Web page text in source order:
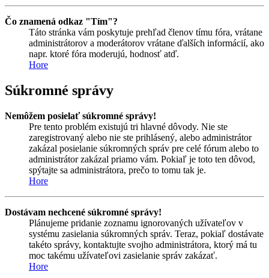
Čo znamená odkaz "Tím"?
Táto stránka vám poskytuje prehľad členov tímu fóra, vrátane
administrátorov a moderátorov vrátane ďalších informácií, ako
napr. ktoré fóra moderujú, hodnosť atď.
Hore
Súkromné správy
Nemôžem posielať súkromné správy!
Pre tento problém existujú tri hlavné dôvody. Nie ste
zaregistrovaný alebo nie ste prihlásený, alebo administrátor
zakázal posielanie súkromných správ pre celé fórum alebo to
administrátor zakázal priamo vám. Pokiaľ je toto ten dôvod,
spýtajte sa administrátora, prečo to tomu tak je.
Hore
Dostávam nechcené súkromné správy!
Plánujeme pridanie zoznamu ignorovaných užívateľov v
systému zasielania súkromných správ. Teraz, pokiaľ dostávate
takéto správy, kontaktujte svojho administrátora, ktorý má tu
moc takému užívateľovi zasielanie správ zakázať.
Hore